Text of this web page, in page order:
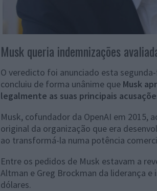
Musk queria indemnizações
O veredicto foi anunciado esta
concluiu de forma unânime que Musk
legalmente as suas principais
Musk, cofundador da OpenAI em 2015,
original da organização que era
ao transformá-la numa potência
Entre os pedidos de Musk estavam a
Altman e Greg Brockman da liderança
dólares.